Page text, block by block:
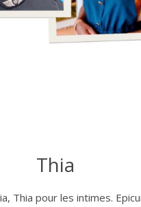
Thia
Thia pour les intimes.